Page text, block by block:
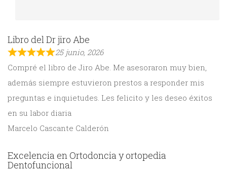
Libro del Dr jiro Abe
25 junio, 2026
Compré el libro de Jiro Abe. Me asesoraron muy bien,
además siempre estuvieron prestos a responder mis
preguntas e inquietudes. Les felicito y les deseo éxitos
en su labor diaria
Marcelo Cascante Calderón
Excelencia en Ortodoncia y ortopedia
Dentofuncional